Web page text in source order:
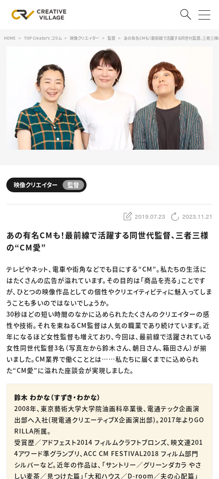
会員登録
クリエイター求人を探す
CREATIVE JOB求人検索
特集求人
採用説明会
スキルアップしたい！
デザイン
編集・ライティング
マーケティング
ディレクション
業界解説・キャリア事情
TOP Creator’s コラム
Webクリエイター
アプリクリエイター
ゲームクリエイター
映像クリエイター
クリエイターインタビュー
C＆R Magazine
セミナー
ニュース・トレンド トップ
Web
映像
ゲーム・エンタメ
広告
出版
CREATIVE VILLAGEからのお知らせ
プロフェッショナル×つながる×メディア
HOME TOP Creator's コラム 映像クリエイター 監督 あの有名CMも！最前線で活躍する同世代監督、三者三
映像クリエイター 監督
2019.07.23 2023.11.21
あの有名CMも！最前線で活躍する同世代監督、三者三様
の“CM愛”
テレビやネット、電車や街角などでも目にする“CM”。私たちの生活に
はたくさんの広告が溢れています。その目的は「商品を売る」ことです
が、ひとつの映像作品としての個性やクリエイティビティに魅入ってしま
うことも多いのではないでしょうか。
30秒ほどの短い時間のなかに込められたたくさんのクリエイターの感
性や技術。それを束ねるCM監督は人気の職業であり続けています。近
年になるほど女性監督も増えており、今回は、最前線で活躍されている
女性同世代監督3名（写真左から鈴木さん、朝日さん、箱田さん）が揃
いました。CM業界で働くこととは……私たちに届くまでに込められ
た“CM愛”に溢れた座談会が実現しました。
鈴木 わかな（すずき・わかな）
2008年、東京藝術大学大学院油画科卒業後、電通テック企画演
出部へ入社(現電通クリエーティブX企画演出部)。2017年よりGO
RILLA所属。
受賞歴／アドフェスト2014 フィルムクラフトブロンズ、映文連201
4アワード準グランプリ、ACC CM FESTIVAL2018 フィルム部門
シルバーなど。近年の作品は、「サントリー／グリーンダカラ やさ
しい麦茶／見つけた篇」「大和ハウス／D-room／夫の心配篇」